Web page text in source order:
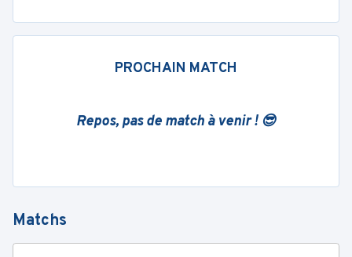
PROCHAIN MATCH
Repos, pas de match à venir ! 😎
Matchs